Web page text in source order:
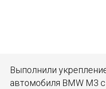
Выполнили
автомобиля BMW M3